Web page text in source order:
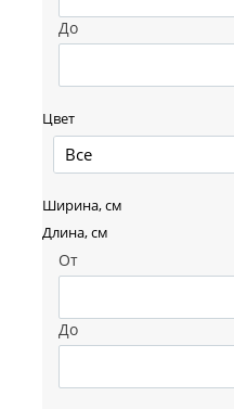
До
Цвет
Все
Ширина, см
Длина, см
От
До